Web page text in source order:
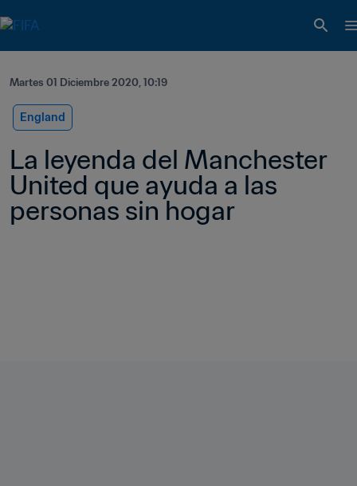
Martes 01 Diciembre 2020, 10:19
England
La leyenda del Manchester
United que ayuda a las
personas sin hogar